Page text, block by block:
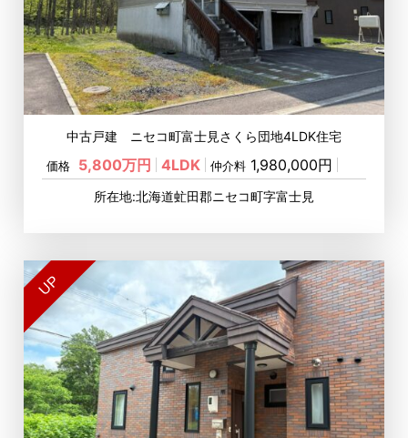
中古戸建 ニセコ町富士見さくら団地4LDK住宅
価格 5,800万円 4LDK 仲介料 1,980,000円
所在地:北海道虻田郡ニセコ町字富士見
UP